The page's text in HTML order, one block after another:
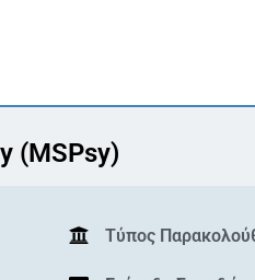
(MSPsy)
Τύπος